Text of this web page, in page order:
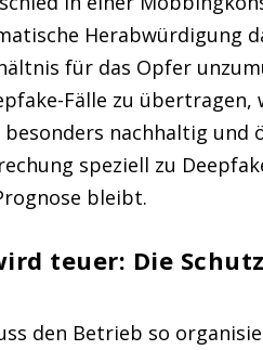
Herabwürdigung
für das Opfer
Fälle zu
besonders nachhaltig
speziell zu
bleibt.
teuer: Die
den Betrieb so